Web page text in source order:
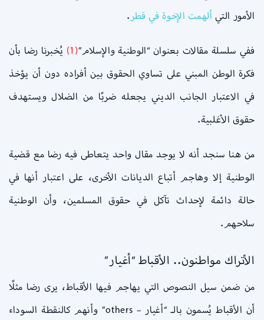
الأمور التي ألهمت الإخوة في قطر .
ففي سلسلة مقالات بعنوان “الوطنية والإسلام”(1)
يُخبرنا رضا بأن
فكرة الوطن المبني على تساوي الحقوق بين أفراده دون أن يؤخذ
في الاعتبار الجانب الديني يجعله ضربًا من الضلال ويستهدف
حقوق الأغلبية.
من هنا سنجد أنه لا يوجد مقال واحد يتعاطى فيه رضا مع قضية
الوطنية إلا وهاجم أتباع الديانات الأخرى، على اعتبار أنها في
حالة دائمة لإحداث تآكل في حقوق المسلمين، وأن الوطنية
سلاحهم.
الأتراك مواطنون.. الأقباط “أغيار”
من ضمن سيل النصوص التي يهاجم فيها الأقباط، يرى رضا مثلًا
أن الأقباط يُسمون بالـ “أغيار – others” وأنهم كالنقطة السوداء